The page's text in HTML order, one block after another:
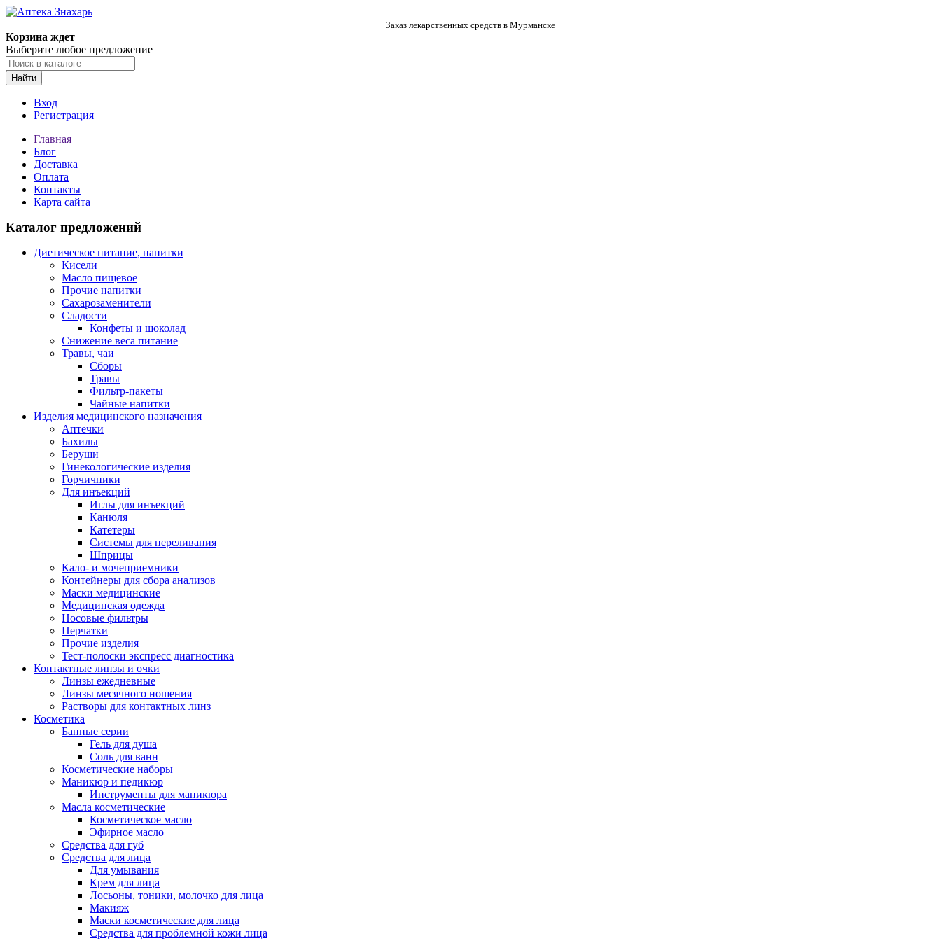
Заказ лекарственных средств в Мурманске
Корзина ждет
Выберите любое предложение
Найти
Вход
Регистрация
Главная
Блог
Доставка
Оплата
Контакты
Карта сайта
Каталог предложений
Диетическое питание, напитки
Кисели
Масло пищевое
Прочие напитки
Сахарозаменители
Сладости
Конфеты и шоколад
Снижение веса питание
Травы, чаи
Сборы
Травы
Фильтр-пакеты
Чайные напитки
Изделия медицинского назначения
Аптечки
Бахилы
Беруши
Гинекологические изделия
Горчичники
Для инъекций
Иглы для инъекций
Канюля
Катетеры
Системы для переливания
Шприцы
Кало- и мочеприемники
Контейнеры для сбора анализов
Маски медицинские
Медицинская одежда
Носовые фильтры
Перчатки
Прочие изделия
Тест-полоски экспресс диагностика
Контактные линзы и очки
Линзы ежедневные
Линзы месячного ношения
Растворы для контактных линз
Косметика
Банные серии
Гель для душа
Соль для ванн
Косметические наборы
Маникюр и педикюр
Инструменты для маникюра
Масла косметические
Косметическое масло
Эфирное масло
Средства для губ
Средства для лица
Для умывания
Крем для лица
Лосьоны, тоники, молочко для лица
Макияж
Маски косметические для лица
Средства для проблемной кожи лица